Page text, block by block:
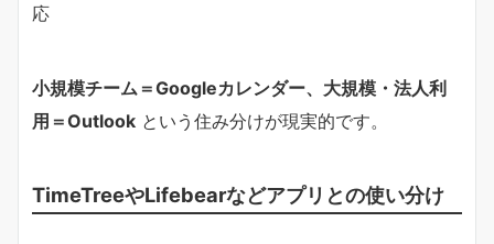
応
小規模チーム＝Googleカレンダー、大規模・法人利
用＝Outlook という住み分けが現実的です。
TimeTreeやLifebearなどアプリとの使い分け